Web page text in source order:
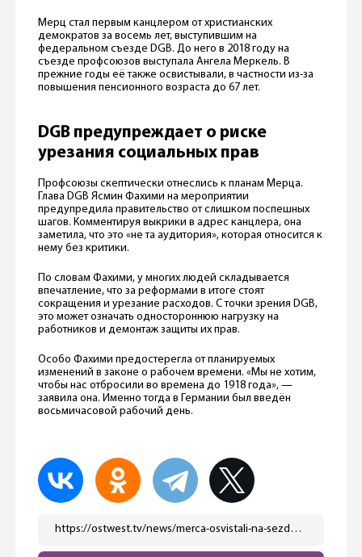
Мерц стал первым канцлером от христианских
демократов за восемь лет, выступившим на
федеральном съезде DGB. До него в 2018 году на
съезде профсоюзов выступала Ангела Меркель. В
прежние годы её также освистывали, в частности из-за
повышения пенсионного возраста до 67 лет.
DGB предупреждает о риске
урезания социальных прав
Профсоюзы скептически отнеслись к планам Мерца.
Глава DGB Ясмин Фахими на мероприятии
предупредила правительство от слишком поспешных
шагов. Комментируя выкрики в адрес канцлера, она
заметила, что это «не та аудитория», которая относится к
нему без критики.
По словам Фахими, у многих людей складывается
впечатление, что за реформами в итоге стоят
сокращения и урезание расходов. С точки зрения DGB,
это может означать одностороннюю нагрузку на
работников и демонтаж защиты их прав.
Особо Фахими предостерегла от планируемых
изменений в законе о рабочем времени. «Мы не хотим,
чтобы нас отбросили во времена до 1918 года», —
заявила она. Именно тогда в Германии был введён
восьмичасовой рабочий день.
https://ostwest.tv/news/merca-osvistali-na-sezde-profsojuzov/